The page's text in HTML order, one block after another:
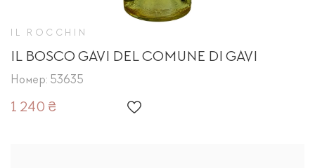
IL ROCCHIN
IL BOSCO GAVI DEL COMUNE DI GAVI
Номер: 53635
1 240 ₴